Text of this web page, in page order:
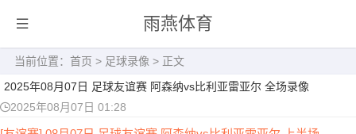
雨燕体育
当前位置： 首页 > 足球录像 > 正文
2025年08月07日 足球友谊赛 阿森纳vs比利亚雷亚尔 全场录像
2025年08月07日 01:28